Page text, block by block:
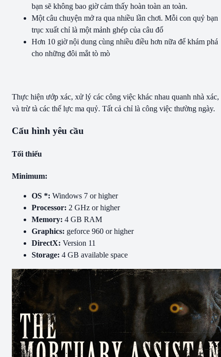
bạn sẽ không bao giờ cảm thấy hoàn toàn an toàn.
Một câu chuyện mở ra qua nhiều lần chơi. Mỗi con quỷ bạn
trục xuất chỉ là một mảnh ghép của câu đố
Hơn 10 giờ nội dung cùng nhiều điều hơn nữa để khám phá
cho những đôi mắt tò mò
Thực hiện ướp xác, xử lý các công việc khác nhau quanh nhà xác,
và trừ tà các thế lực ma quỷ. Tất cả chỉ là công việc thường ngày.
Cấu hình yêu cầu
Tối thiểu
Minimum:
OS *: Windows 7 or higher
Processor: 2 GHz or higher
Memory: 4 GB RAM
Graphics: geforce 960 or higher
DirectX: Version 11
Storage: 4 GB available space